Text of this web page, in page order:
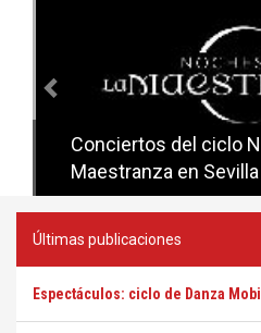
Conciertos del ciclo
Maestranza en
Conciertos del ciclo
Sevilla
Últimas publicaciones
Espectáculos: ciclo de Danza